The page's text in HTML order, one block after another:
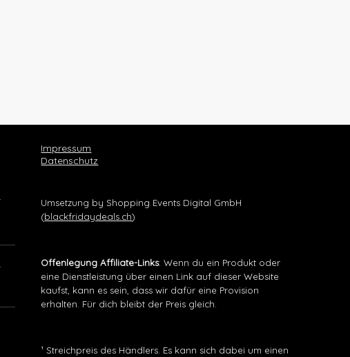
Impressum
Datenschutz
Umsetzung by Shopping Events Digital GmbH
(blackfridaydeals.ch)
Offenlegung Affiliate-Links: Wenn du ein Produkt oder
eine Dienstleistung über einen Link auf dieser Website
kaufst, kann es sein, dass wir dafür eine Provision
erhalten. Für dich bleibt der Preis gleich.
¹ Streichpreis des Händlers. Es kann sich dabei um einen